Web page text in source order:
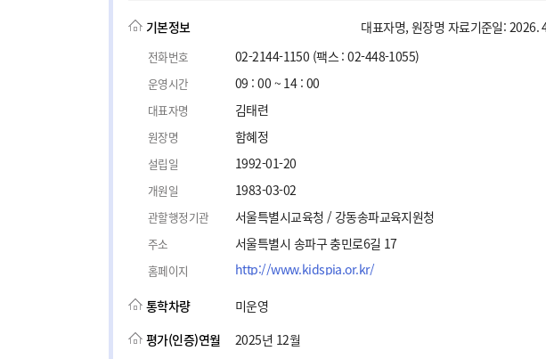
기본정보 대표자명, 원장명 자료기준일: 2026.
전화번호 02-2144-1150 (팩스 : 02-448-1055)
운영시간 09 : 00 ~ 14 : 00
대표자명 김태련
원장명 함혜정
설립일 1992-01-20
개원일 1983-03-02
관할행정기관 서울특별시교육청 / 강동송파교육지원청
주소 서울특별시 송파구 충민로6길 17
홈페이지 http://www.kidspia.or.kr/
통학차량
미운영
평가(인증)연월
2025년 12월